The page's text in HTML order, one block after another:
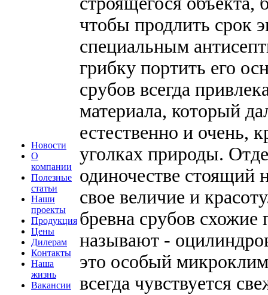
Новости
О
компании
Полезные
статьи
Наши
проекты
Продукция
Цены
Дилерам
Контакты
Наша
жизнь
Вакансии
чтобы продлить срок
специальным
грибку портить его
срубов всегда
материала, который
естественно и очень,
уголках природы.
одиночестве стоящий
свое величие и
бревна срубов
называют -
это особый
всегда чувствуется